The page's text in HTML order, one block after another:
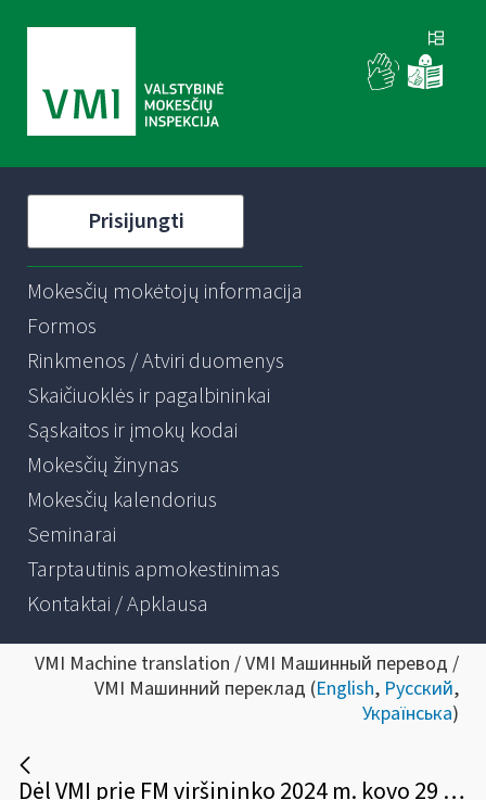
Prisijungti
Mokesčių mokėtojų informacija
Formos
Rinkmenos / Atviri duomenys
Skaičiuoklės ir pagalbininkai
Sąskaitos ir įmokų kodai
Mokesčių žinynas
Mokesčių kalendorius
Seminarai
Tarptautinis apmokestinimas
Kontaktai / Apklausa
VMI Machine translation / VMI Машинный перевод /
VMI Машинний переклад (English, Русский,
Українська)
Dėl VMI prie FM viršininko 2024 m. kovo 29 d. įsakymo Nr. VA-33